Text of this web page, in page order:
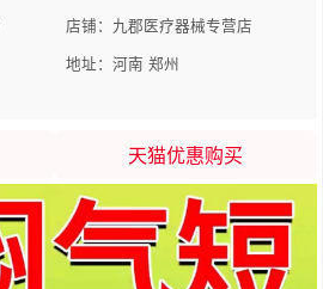
店铺：九郡医疗器械专营店
地址：河南 郑州
天猫优惠购买